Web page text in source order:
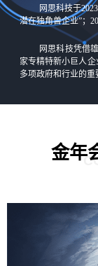
网思科技于
潜在独角兽企业”；
网思科技凭借
家专精特新小巨人
多项政府和行业的重
金年